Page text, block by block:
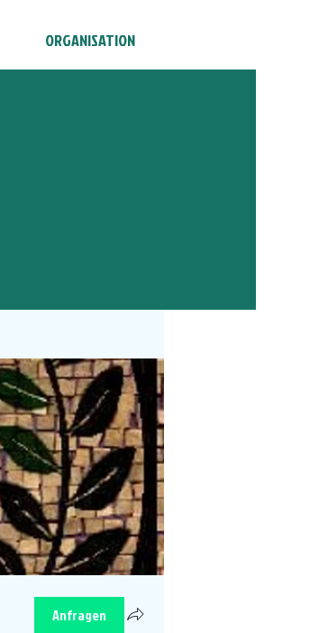
ORGANISATION
Anfragen